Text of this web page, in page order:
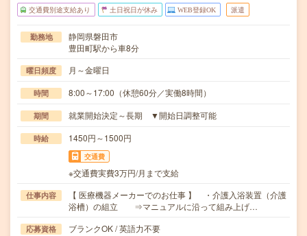
交通費別途支給あり 土日祝日が休み WEB登録OK 派遣
勤務地
静岡県磐田市
豊田町駅から車8分
曜日頻度 月～金曜日
時間 8:00～17:00（休憩60分／実働8時間）
期間 就業開始決定～長期 ▼開始日調整可能
時給 1450円～1500円
交通費
※交通費実費3万円/月まで支給
仕事内容
【 医療機器メーカーでのお仕事 】 ・介護入浴装置（介護
浴槽）の組立 ⇒マニュアルに沿って組み上げ…
応募資格
ブランクOK / 英語力不要